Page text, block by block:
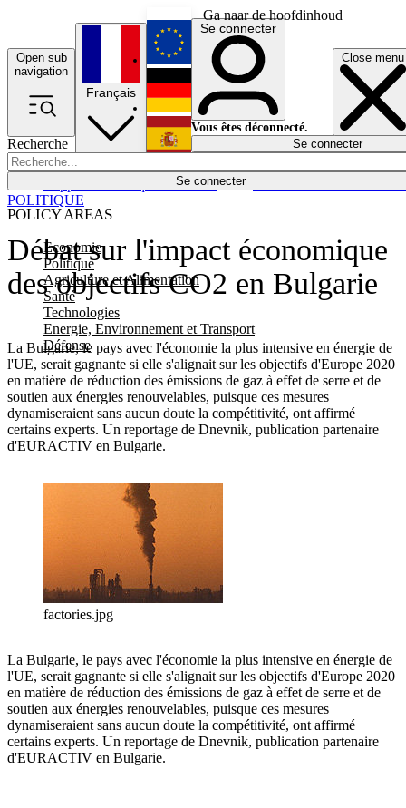
Ga naar de hoofdinhoud
Open sub
navigation
Close menu
Recherche
Se connecter
POLICY AREAS
Economie
Politique
Agriculture et Alimentation
Santé
Technologies
Energie, Environnement et Transport
Défense
Économie
Français
English
Deutsch
Español
Se connecter
Vous êtes déconnecté.
Se connecter
Débat sur l'impact économique
des objectifs CO2 en Bulgarie
La Bulgarie, le pays avec l'économie la plus intensive en énergie de
l'UE, serait gagnante si elle s'alignait sur les objectifs d'Europe 2020
en matière de réduction des émissions de gaz à effet de serre et de
soutien aux énergies renouvelables, puisque ces mesures
dynamiseraient sans aucun doute la compétitivité, ont affirmé
certains experts. Un reportage de Dnevnik, publication partenaire
d'EURACTIV en Bulgarie.
POLITIQUE
factories.jpg
La Bulgarie, le pays avec l'économie la plus intensive en énergie de
l'UE, serait gagnante si elle s'alignait sur les objectifs d'Europe 2020
en matière de réduction des émissions de gaz à effet de serre et de
soutien aux énergies renouvelables, puisque ces mesures
dynamiseraient sans aucun doute la compétitivité, ont affirmé
certains experts. Un reportage de Dnevnik, publication partenaire
d'EURACTIV en Bulgarie.